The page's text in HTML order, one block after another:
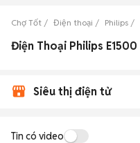
Chợ Tốt Điện thoại Philips
Siêu thị điện tử
Tin có video